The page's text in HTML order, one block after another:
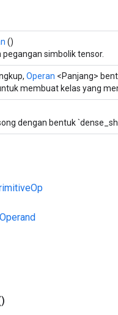
()
simbolik tensor.
Operan <Panjang>
membuat kelas yang
dengan bentuk